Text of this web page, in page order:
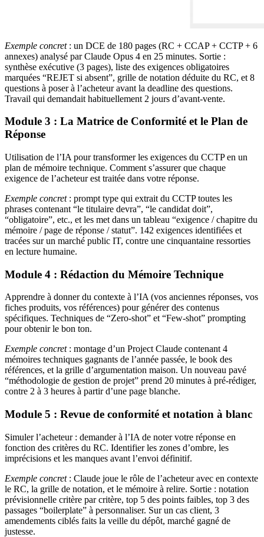
Exemple concret: un DCE de 180 pages (RC + CCAP + CCTP + 6
annexes) analysé par Claude Opus 4 en 25 minutes. Sortie :
synthèse exécutive (3 pages), liste des exigences obligatoires
marquées “REJET si absent”, grille de notation déduite du RC, et 8
questions à poser à l’acheteur avant la deadline des questions.
Travail qui demandait habituellement 2 jours d’avant-vente.
Module 3 : La Matrice de Conformité et le Plan de
Réponse
Utilisation de l’IA pour transformer les exigences du CCTP en un
plan de mémoire technique. Comment s’assurer que chaque
exigence de l’acheteur est traitée dans votre réponse.
Exemple concret: prompt type qui extrait du CCTP toutes les
phrases contenant “le titulaire devra”, “le candidat doit”,
“obligatoire”, etc., et les met dans un tableau “exigence / chapitre du
mémoire / page de réponse / statut”. 142 exigences identifiées et
tracées sur un marché public IT, contre une cinquantaine ressorties
en lecture humaine.
Module 4 : Rédaction du Mémoire Technique
Apprendre à donner du contexte à l’IA (vos anciennes réponses, vos
fiches produits, vos références) pour générer des contenus
spécifiques. Techniques de “Zero-shot” et “Few-shot” prompting
pour obtenir le bon ton.
Exemple concret: montage d’un Project Claude contenant 4
mémoires techniques gagnants de l’année passée, le book des
références, et la grille d’argumentation maison. Un nouveau pavé
“méthodologie de gestion de projet” prend 20 minutes à pré-rédiger,
contre 2 à 3 heures à partir d’une page blanche.
Module 5 : Revue de conformité et notation à blanc
Simuler l’acheteur : demander à l’IA de noter votre réponse en
fonction des critères du RC. Identifier les zones d’ombre, les
imprécisions et les manques avant l’envoi définitif.
Exemple concret: Claude joue le rôle de l’acheteur avec en contexte
le RC, la grille de notation, et le mémoire à relire. Sortie : notation
prévisionnelle critère par critère, top 5 des points faibles, top 3 des
passages “boilerplate” à personnaliser. Sur un cas client, 3
amendements ciblés faits la veille du dépôt, marché gagné de
justesse.